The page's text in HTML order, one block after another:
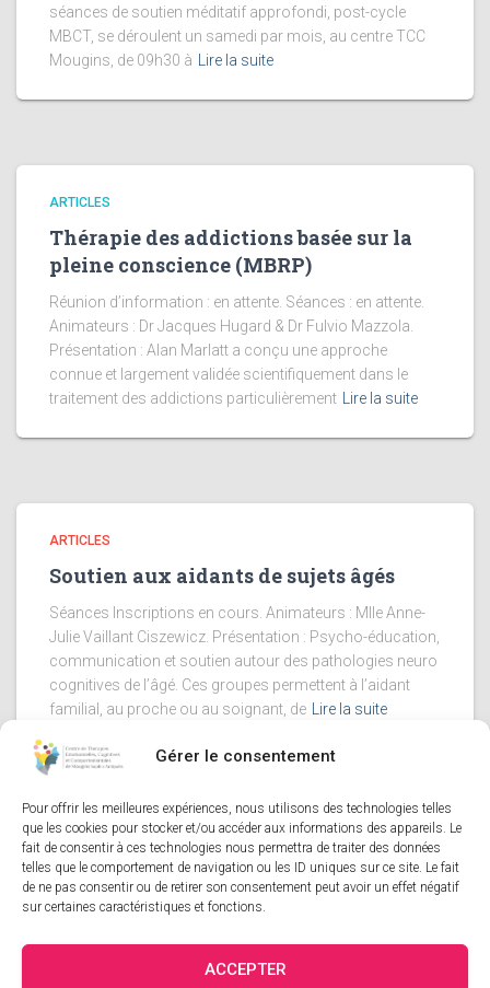
Gérer le consentement
Pour offrir les meilleures expériences, nous utilisons des technologies telles
que les cookies pour stocker et/ou accéder aux informations des appareils. Le
fait de consentir à ces technologies nous permettra de traiter des données
telles que le comportement de navigation ou les ID uniques sur ce site. Le fait
de ne pas consentir ou de retirer son consentement peut avoir un effet négatif
sur certaines caractéristiques et fonctions.
ACCEPTER
séances de soutien méditatif approfondi, post-cycle
MBCT, se déroulent un samedi par mois, au centre TCC
Mougins, de 09h30 à
Lire la suite
ARTICLES
Thérapie des addictions basée sur la
pleine conscience (MBRP)
Réunion d’information : en attente. Séances : en attente.
Animateurs : Dr Jacques Hugard & Dr Fulvio Mazzola.
Présentation : Alan Marlatt a conçu une approche
connue et largement validée scientifiquement dans le
traitement des addictions particulièrement
Lire la suite
ARTICLES
Soutien aux aidants de sujets âgés
Séances Inscriptions en cours. Animateurs : Mlle Anne-
Julie Vaillant Ciszewicz. Présentation : Psycho-éducation,
communication et soutien autour des pathologies neuro
cognitives de l’âgé. Ces groupes permettent à l’aidant
familial, au proche ou au soignant, de
Lire la suite
Mentions Légales-Politique de Cookies
Site réalisé parCB&COM